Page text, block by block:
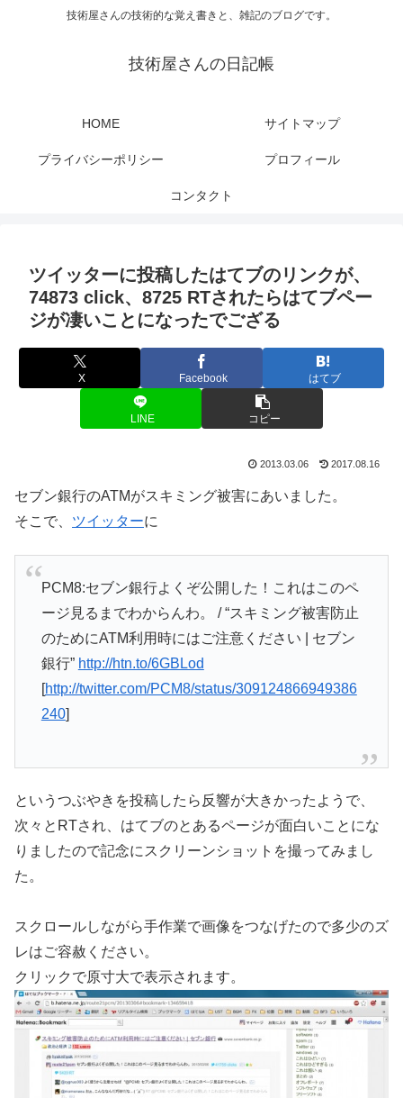
技術屋さんの技術的な覚え書きと、雑記のブログです。
技術屋さんの日記帳
HOME サイトマップ
プライバシーポリシー プロフィール
コンタクト
ツイッターに投稿したはてブのリンクが、
74873 click、8725 RTされたらはてブペー
ジが凄いことになったでござる
X Facebook はてブ
LINE コピー
2013.03.06 2017.08.16
セブン銀行のATMがスキミング被害にあいました。
そこで、 ツイッターに
PCM8:セブン銀行よくぞ公開した！これはこのペ
ージ見るまでわからんわ。 / “スキミング被害防止
のためにATM利用時にはご注意ください | セブン
銀行” http://htn.to/6GBLod
[http://twitter.com/PCM8/status/309124866949386
240]
というつぶやきを投稿したら反響が大きかったようで、
次々とRTされ、はてブのとあるページが面白いことにな
りましたので記念にスクリーンショットを撮ってみまし
た。
スクロールしながら手作業で画像をつなげたので多少のズ
レはご容赦ください。
クリックで原寸大で表示されます。